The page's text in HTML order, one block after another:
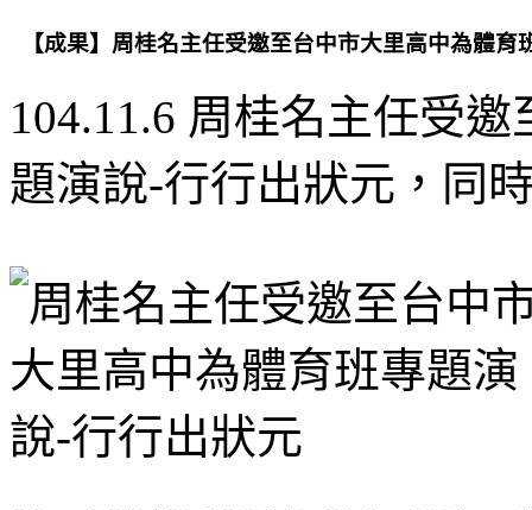
【成果】周桂名主任受邀至台中市大里高中為體育
104.11.6 周桂名主任受
題演說-行行出狀元，同